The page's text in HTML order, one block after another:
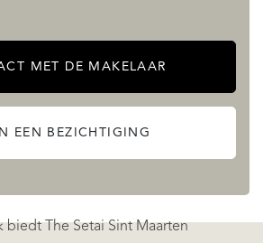
Daarnaast is circa 45% van
als groen- en natuurgebied,
balans ontstaat tussen exclusief
Caribische natuur.
biedt The Setai Sint Maarten
MET DE MAKELAAR
EEN BEZICHTIGING